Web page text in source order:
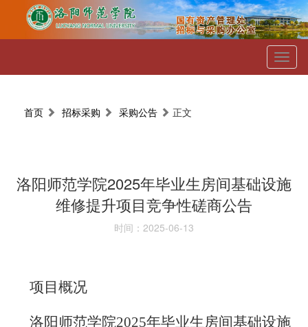
首页 招标采购 采购公告 正文
洛阳师范学院2025年毕业生房间基础设施
维修提升项目竞争性磋商公告
时间：2025-06-13
项目概况
洛阳师范学院2025年毕业生房间基础设施